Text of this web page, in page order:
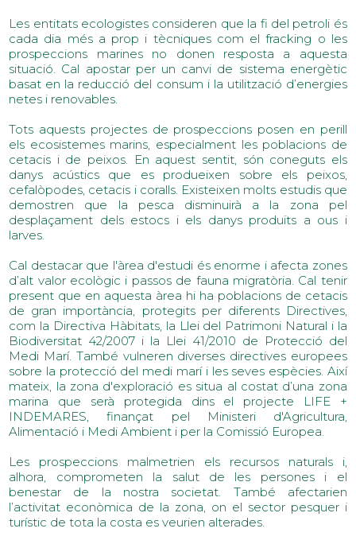
Les entitats ecologistes consideren que la fi del petroli és
cada dia més a prop i tècniques com el fracking o les
prospeccions marines no donen resposta a aquesta
situació. Cal apostar per un canvi de sistema energètic
basat en la reducció del consum i la utilització d’energies
netes i renovables.
Tots aquests projectes de prospeccions posen en perill
els ecosistemes marins, especialment les poblacions de
cetacis i de peixos. En aquest sentit, són coneguts els
danys acústics que es produeixen sobre els peixos,
cefalòpodes, cetacis i coralls. Existeixen molts estudis que
demostren que la pesca disminuirà a la zona pel
desplaçament dels estocs i els danys produïts a ous i
larves.
Cal destacar que l'àrea d'estudi és enorme i afecta zones
d’alt valor ecològic i passos de fauna migratòria. Cal tenir
present que en aquesta àrea hi ha poblacions de cetacis
de gran importància, protegits per diferents Directives,
com la Directiva Hàbitats, la Llei del Patrimoni Natural i la
Biodiversitat 42/2007 i la Llei 41/2010 de Protecció del
Medi Marí. També vulneren diverses directives europees
sobre la protecció del medi marí i les seves espècies. Així
mateix, la zona d'exploració es situa al costat d’una zona
marina que serà protegida dins el projecte LIFE +
INDEMARES, finançat pel Ministeri d'Agricultura,
Alimentació i Medi Ambient i per la Comissió Europea.
Les prospeccions malmetrien els recursos naturals i,
alhora, comprometen la salut de les persones i el
benestar de la nostra societat. També afectarien
l’activitat econòmica de la zona, on el sector pesquer i
turístic de tota la costa es veurien alterades.